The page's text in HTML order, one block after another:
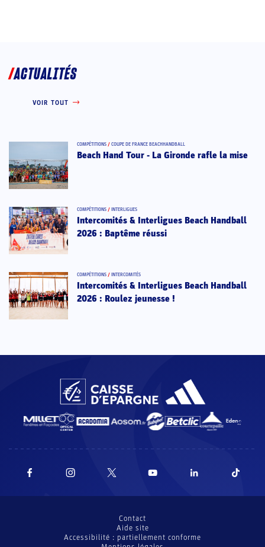
ACTUALITÉS
VOIR TOUT
COMPÉTITIONS / COUPE DE FRANCE BEACHHANDBALL
Beach Hand Tour - La Gironde rafle la mise
COMPÉTITIONS / INTERLIGUES
Intercomités & Interligues Beach Handball
2026 : Baptême réussi
COMPÉTITIONS / INTERCOMITÉS
Intercomités & Interligues Beach Handball
2026 : Roulez jeunesse !
Contact
Aide site
Accessibilité : partiellement conforme